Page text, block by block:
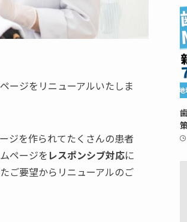
ージをリニューアルいたしま
ジを作られてたくさんの患者
ページを レスポンシブ対応に
ご要望からリニューアルのご